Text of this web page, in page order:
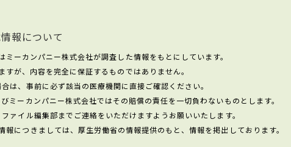
報について
ーカンパニー株式会社が調査した情報をもとにしています。
が、内容を完全に保証するものではありません。
は、事前に必ず該当の医療機関に直接ご確認ください。
ミーカンパニー株式会社ではその賠償の責任を一切負わないものとします。
ァイル編集部までご連絡をいただけますようお願いいたします。
につきましては、厚生労働省の情報提供のもと、情報を掲出しております。